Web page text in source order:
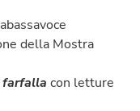
della Mostra
farfalla con letture